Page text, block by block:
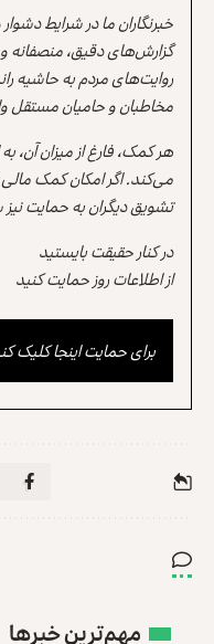
خبرنگاران ما در شرایط
گزارش‌های دقیق، منصفانه
روایت‌های مردم به حاشیه
مخاطبان و حامیان مستقل
هر کمک، فارغ از میزان آن،
می‌کند. اگر امکان کمک
تشویق دیگران به حمایت
در کنار حقیقت بایستید
از اطلاعات روز حمایت کنید
برای حمایت اینجا کلیک
مهم‌ترین خبرها